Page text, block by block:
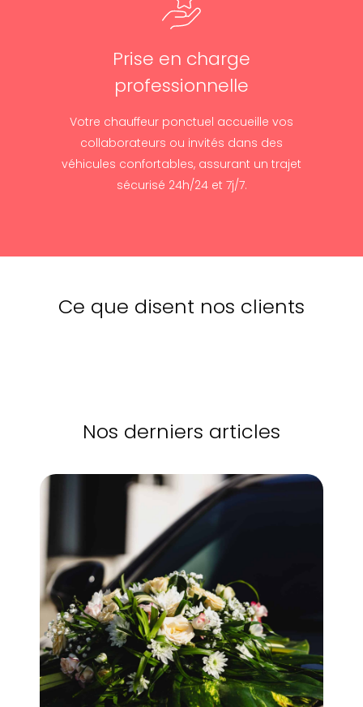
Prise en charge
professionnelle
Votre chauffeur ponctuel accueille vos
collaborateurs ou invités dans des
véhicules confortables, assurant un trajet
sécurisé 24h/24 et 7j/7.
Ce que disent nos clients
Nos derniers articles